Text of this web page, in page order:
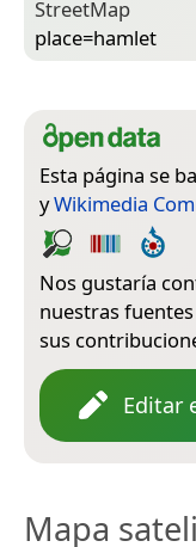
Street­Map
place=­hamlet
Esta página se
yWikimedia
Nos gustaría
nuestras
sus
Editar
Mapa